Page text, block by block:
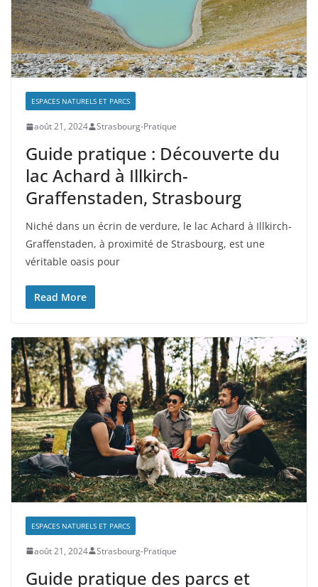
ESPACES NATURELS ET PARCS
août 21, 2024 Strasbourg-Pratique
Guide pratique : Découverte du
lac Achard à Illkirch-
Graffenstaden, Strasbourg
Niché dans un écrin de verdure, le lac Achard à Illkirch-
Graffenstaden, à proximité de Strasbourg, est une
véritable oasis pour
Read More
ESPACES NATURELS ET PARCS
août 21, 2024 Strasbourg-Pratique
Guide pratique des parcs et